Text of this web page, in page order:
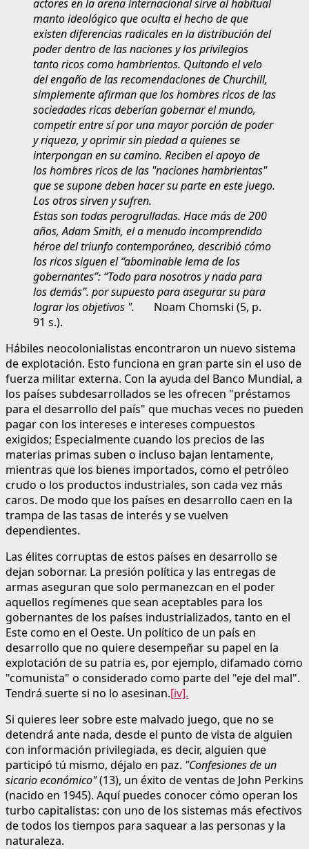
actores en la arena internacional sirve al habitual
manto ideológico que oculta el hecho de que
existen diferencias radicales en la distribución del
poder dentro de las naciones y los privilegios
tanto ricos como hambrientos. Quitando el velo
del engaño de las recomendaciones de Churchill,
simplemente afirman que los hombres ricos de las
sociedades ricas deberían gobernar el mundo,
competir entre sí por una mayor porción de poder
y riqueza, y oprimir sin piedad a quienes se
interpongan en su camino. Reciben el apoyo de
los hombres ricos de las "naciones hambrientas"
que se supone deben hacer su parte en este juego.
Los otros sirven y sufren.
Estas son todas perogrulladas. Hace más de 200
años, Adam Smith, el a menudo incomprendido
héroe del triunfo contemporáneo, describió cómo
los ricos siguen el “abominable lema de los
gobernantes”: “Todo para nosotros y nada para
los demás”. por supuesto para asegurar su para
lograr los objetivos ". Noam Chomski (5, p.
91 s.).
Hábiles neocolonialistas encontraron un nuevo sistema
de explotación. Esto funciona en gran parte sin el uso de
fuerza militar externa. Con la ayuda del Banco Mundial, a
los países subdesarrollados se les ofrecen "préstamos
para el desarrollo del país" que muchas veces no pueden
pagar con los intereses e intereses compuestos
exigidos; Especialmente cuando los precios de las
materias primas suben o incluso bajan lentamente,
mientras que los bienes importados, como el petróleo
crudo o los productos industriales, son cada vez más
caros. De modo que los países en desarrollo caen en la
trampa de las tasas de interés y se vuelven
dependientes.
Las élites corruptas de estos países en desarrollo se
dejan sobornar. La presión política y las entregas de
armas aseguran que solo permanezcan en el poder
aquellos regímenes que sean aceptables para los
gobernantes de los países industrializados, tanto en el
Este como en el Oeste. Un político de un país en
desarrollo que no quiere desempeñar su papel en la
explotación de su patria es, por ejemplo, difamado como
"comunista" o considerado como parte del "eje del mal".
Tendrá suerte si no lo asesinan.[iv].
Si quieres leer sobre este malvado juego, que no se
detendrá ante nada, desde el punto de vista de alguien
con información privilegiada, es decir, alguien que
participó tú mismo, déjalo en paz. "Confesiones de un
sicario económico"(13), un éxito de ventas de John Perkins
(nacido en 1945). Aquí puedes conocer cómo operan los
turbo capitalistas: con uno de los sistemas más efectivos
de todos los tiempos para saquear a las personas y la
naturaleza.